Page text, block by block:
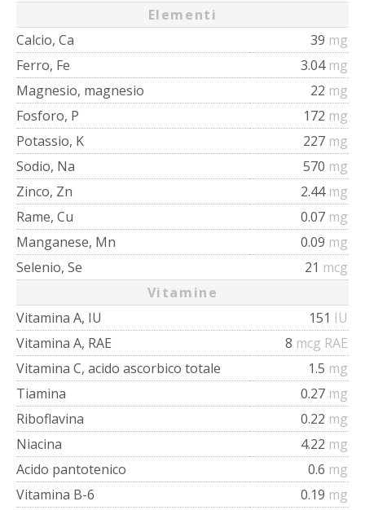
Elementi
Calcio, Ca
39 mg
Ferro, Fe
3.04 mg
Magnesio, magnesio
22 mg
Fosforo, P
172 mg
Potassio, K
227 mg
Sodio, Na
570 mg
Zinco, Zn
2.44 mg
Rame, Cu
0.07 mg
Manganese, Mn
0.09 mg
Selenio, Se
21 mcg
Vitamine
Vitamina A, IU
151 IU
Vitamina A, RAE
8 mcg RAE
Vitamina C, acido ascorbico totale
1.5 mg
Tiamina
0.27 mg
Riboflavina
0.22 mg
Niacina
4.22 mg
Acido pantotenico
0.6 mg
Vitamina B-6
0.19 mg